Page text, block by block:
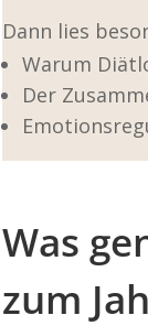
Dann lies
Warum
Der
Was
zum